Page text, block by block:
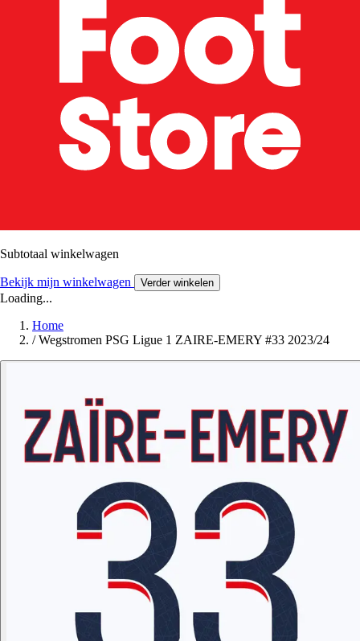
Subtotaal winkelwagen
Bekijk mijn winkelwagen Verder winkelen
Loading...
Home
/ Wegstromen PSG Ligue 1 ZAIRE-EMERY #33 2023/24